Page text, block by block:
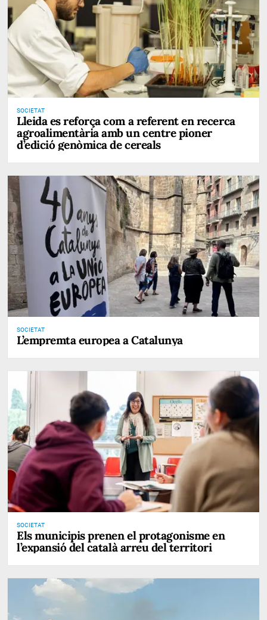
SOCIETAT
Lleida es reforça com a referent en recerca
agroalimentària amb un centre pioner
d’edició genòmica de cereals
SOCIETAT
L’empremta europea a Catalunya
SOCIETAT
Els municipis prenen el protagonisme en
l’expansió del català arreu del territori